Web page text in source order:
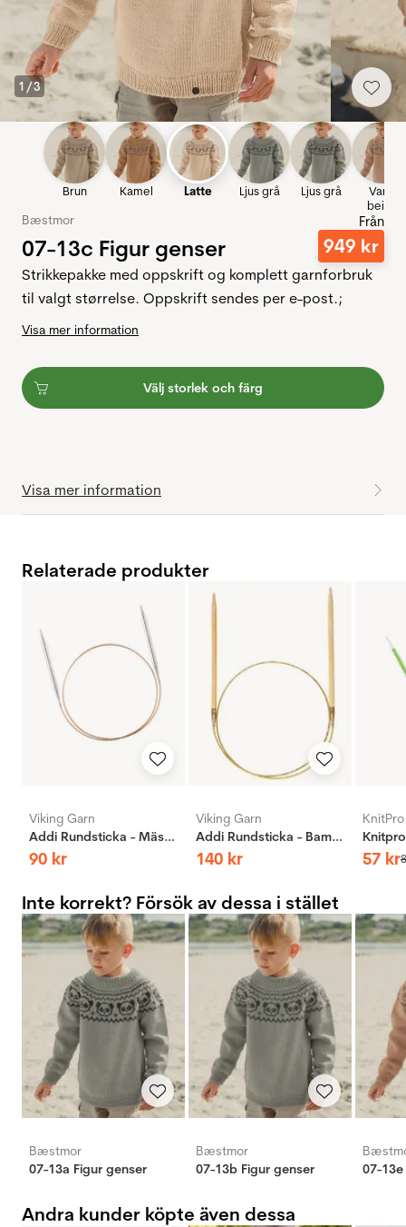
1 /3
Brun Kamel Latte Ljus grå Ljus grå
Varm
beige
Bæstmor
07-13c Figur genser
Från
949 kr
Strikkepakke med oppskrift og komplett garnforbruk
til valgt størrelse. Oppskrift sendes per e-post.;
Visa mer information
Välj storlek och färg
Visa mer information
Relaterade produkter
Viking Garn
Addi Rundsticka - Mässing
90 kr
Viking Garn
Addi Rundsticka - Bambus
140 kr
KnitPro
57 kr
Inte korrekt? Försök av dessa i stället
Bæstmor
07-13a Figur genser
Bæstmor
07-13b Figur genser
07-
Andra kunder köpte även dessa